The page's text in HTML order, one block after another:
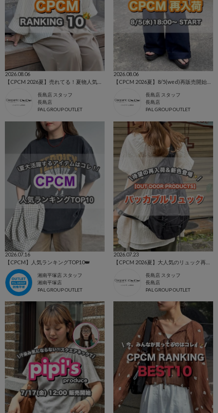
2026.08.06
長島店 スタッフ
長島店
PAL GROUP OUTLET
2026.08.06
【CPCM 2026夏】8/5(wed)再販売開始の人気アイテム🌼
長島店 スタッフ
長島店
PAL GROUP OUTLET
2026.07.16
【CPCM】人気ランキングTOP10👑
湘南平塚店 スタッフ
湘南平塚店
PAL GROUP OUTLET
2026.07.23
長島店 スタッフ
長島店
PAL GROUP OUTLET